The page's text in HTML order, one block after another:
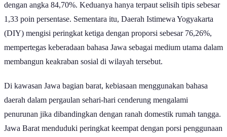
dengan angka 84,70%. Keduanya hanya terpaut selisih tipis sebesar
1,33 poin persentase. Sementara itu, Daerah Istimewa Yogyakarta
(DIY) mengisi peringkat ketiga dengan proporsi sebesar 76,26%,
mempertegas keberadaan bahasa Jawa sebagai medium utama dalam
membangun keakraban sosial di wilayah tersebut.
Di kawasan Jawa bagian barat, kebiasaan menggunakan bahasa
daerah dalam pergaulan sehari-hari cenderung mengalami
penurunan jika dibandingkan dengan ranah domestik rumah tangga.
Jawa Barat menduduki peringkat keempat dengan porsi penggunaan